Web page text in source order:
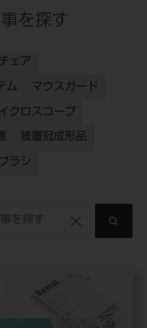
を探す
チェア
ム マウスガード
クロスコープ
被覆冠成形品
ラシ